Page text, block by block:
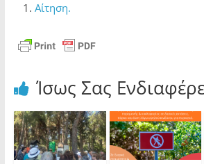
Αίτηση.
Ίσως Σας